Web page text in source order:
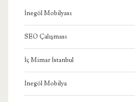
İnegöl Mobilyası
SEO Çalışması
İç Mimar İstanbul
İnegöl Mobilya